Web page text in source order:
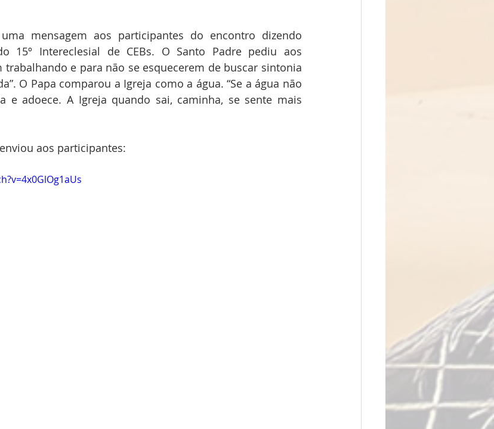
mensagem aos participantes do encontro dizendo
15º Intereclesial de CEBs. O Santo Padre pediu aos
e para não se esquecerem de buscar sintonia
O Papa comparou a Igreja como a água. “Se a água não
e adoece. A Igreja quando sai, caminha, se sente mais
aos participantes: